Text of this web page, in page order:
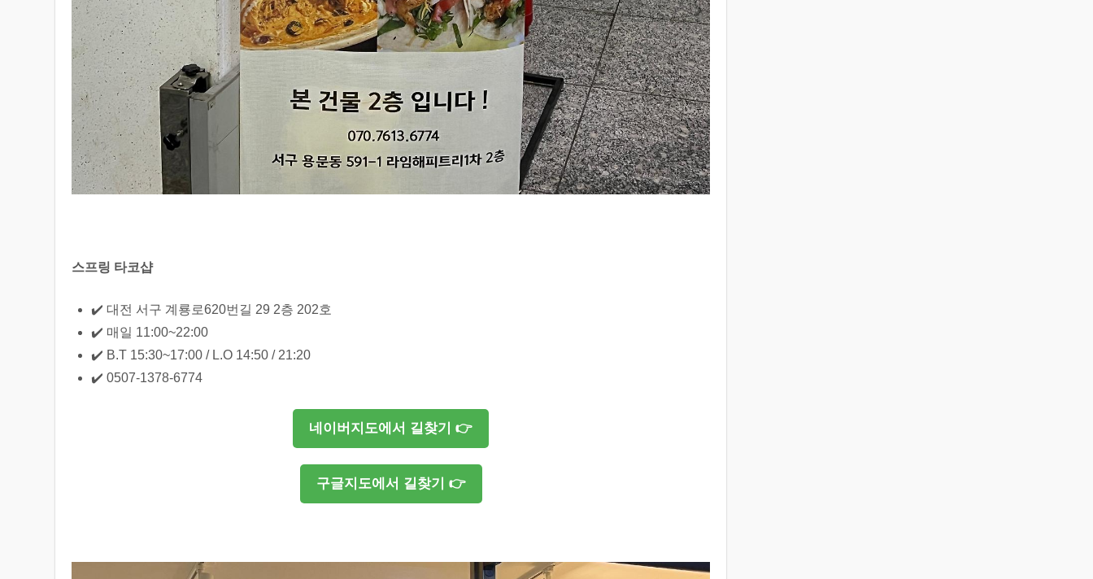
스프링 타코샵
✔️ 대전 서구 계룡로620번길 29 2층 202호
✔️ 매일 11:00~22:00
✔️ B.T 15:30~17:00 / L.O 14:50 / 21:20
✔️ 0507-1378-6774
네이버지도에서 길찾기 👉
구글지도에서 길찾기 👉